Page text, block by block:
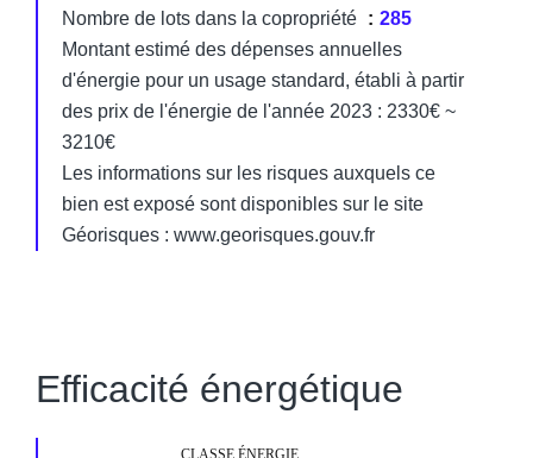
Nombre de lots dans la copropriété
285
Montant estimé des dépenses annuelles
d'énergie pour un usage standard, établi à partir
des prix de l'énergie de l'année 2023 : 2330€ ~
3210€
Les informations sur les risques auxquels ce
bien est exposé sont disponibles sur le site
Géorisques : www.georisques.gouv.fr
Efficacité énergétique